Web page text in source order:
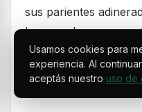
sus parientes
humor, el programa
como la identidad
socioeconómicas,
Usamos cookies para
experiencia. Al
aceptás nuestro uso de